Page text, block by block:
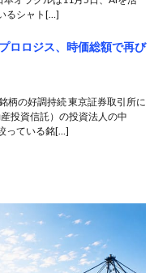
るシャト[…]
ロロジス、時価総額で再び
柄の好調持続 東京証券取引所に
投資信託）の投資法人の中
っている銘[…]